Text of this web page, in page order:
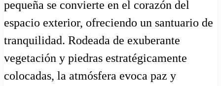
pequeña se convierte en el corazón del
espacio exterior, ofreciendo un santuario de
tranquilidad. Rodeada de exuberante
vegetación y piedras estratégicamente
colocadas, la atmósfera evoca paz y